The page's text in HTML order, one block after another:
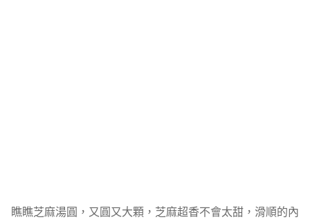
瞧瞧芝麻湯圓，又圓又大顆，芝麻超香不會太甜，滑順的內